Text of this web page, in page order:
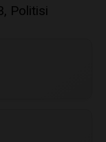
Politisi